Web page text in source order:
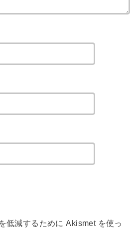
低減するために Akismet を使っ